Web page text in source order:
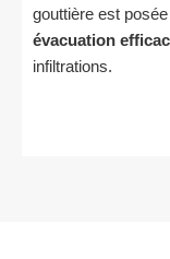
gouttière est
évacuation
infiltrations.